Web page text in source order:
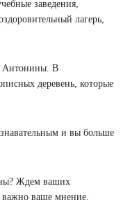
заведения,
лагерь,
Антонины. В
деревень, которые
и вы больше
Ждем ваших
важно ваше мнение.